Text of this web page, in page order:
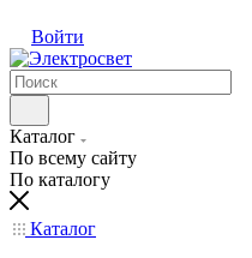
Войти
Каталог
По всему сайту
По каталогу
Каталог